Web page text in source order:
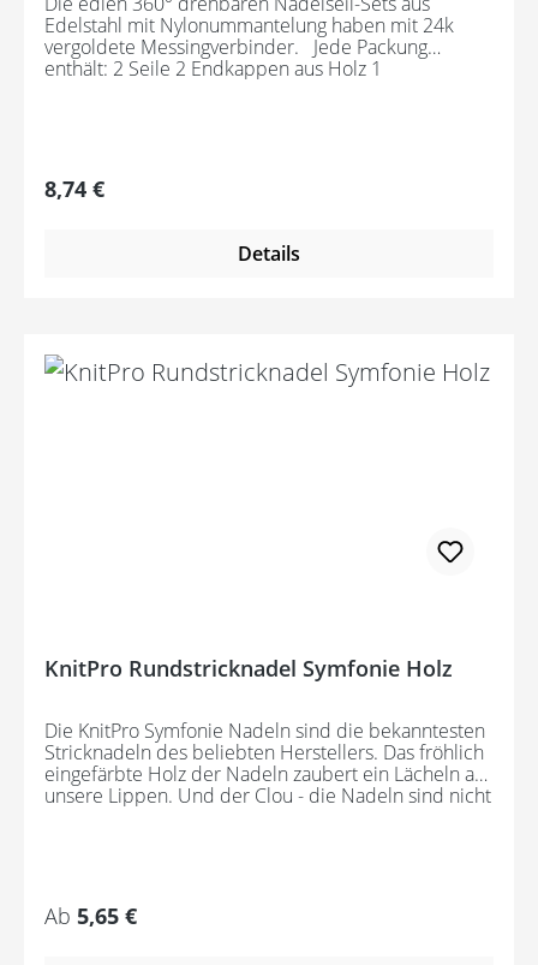
Edelstahl mit Nylonummantelung haben mit 24k
vergoldete Messingverbinder. Jede Packung
enthält: 2 Seile 2 Endkappen aus Holz 1
Regulärer Preis:
8,74 €
Details
KnitPro Rundstricknadel Symfonie Holz
Die KnitPro Symfonie Nadeln sind die bekanntesten
Stricknadeln des beliebten Herstellers. Das fröhlich
eingefärbte Holz der Nadeln zaubert ein Lächeln auf
unsere Lippen. Und der Clou - die Nadeln sind nicht
einem Vergnügen.
Regulärer Preis:
Ab 5,65 €